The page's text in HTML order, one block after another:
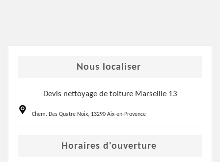
Nous localiser
Devis nettoyage de toiture Marseille 13
Chem. Des Quatre Noix, 13290 Aix-en-Provence
Horaires d'ouverture